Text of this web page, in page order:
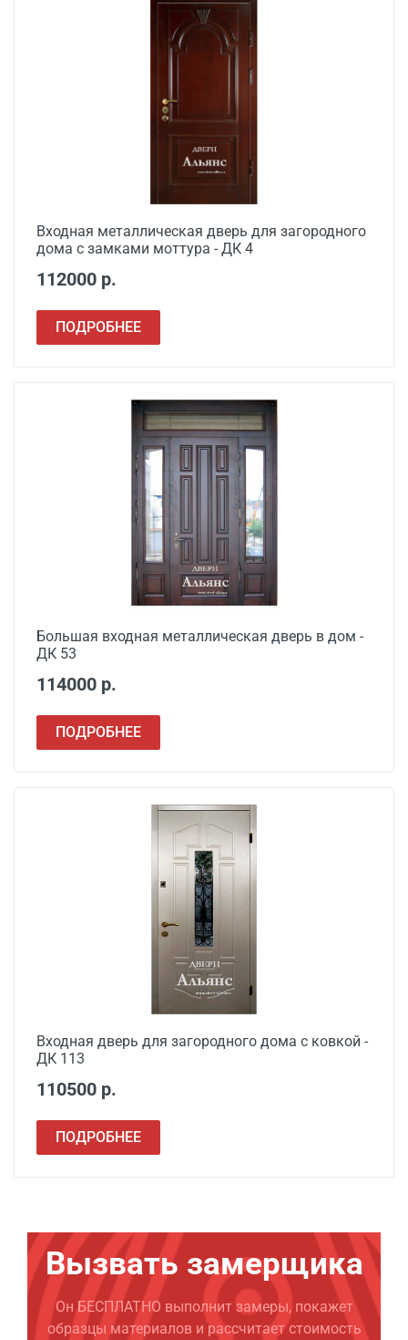
Входная металлическая дверь для загородного
дома с замками моттура - ДК 4
112000 р.
ПОДРОБНЕЕ
Большая входная металлическая дверь в дом -
ДК 53
114000 р.
ПОДРОБНЕЕ
Входная дверь для загородного дома с ковкой -
ДК 113
110500 р.
ПОДРОБНЕЕ
Вызвать замерщика
Он БЕСПЛАТНО выполнит замеры, покажет
образцы материалов и рассчитает стоимость